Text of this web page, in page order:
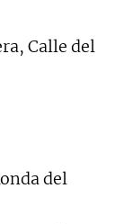
Calle del
del